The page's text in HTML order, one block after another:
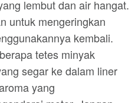
lembut dan air hangat.
untuk mengeringkan
kembali.
tetes minyak
segar ke dalam liner
yang